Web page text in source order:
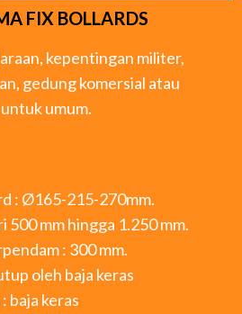
FIX BOLLARDS
kepentingan militer,
gedung komersial atau
umum.
: Ø165-215-270mm.
500 mm hingga 1.250 mm.
: 300 mm.
oleh baja keras
baja keras